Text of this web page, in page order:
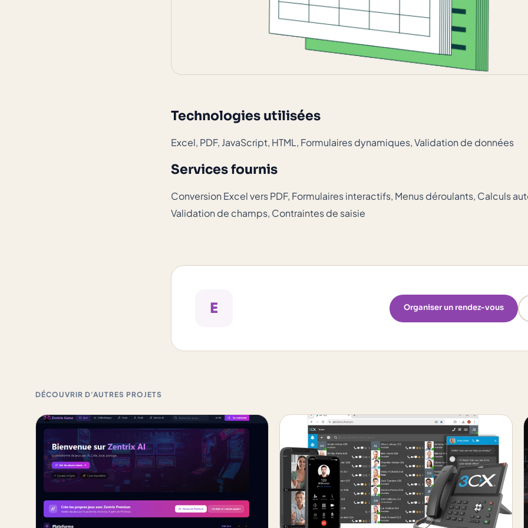
Technologies utilisées
Excel, PDF, JavaScript, HTML, Formulaires dynamiques, Validation de données
Services fournis
Conversion Excel vers PDF, Formulaires interactifs, Menus déroulants, Calculs
Validation de champs, Contraintes de saisie
E Organiser un rendez-vous
DÉCOUVRIR D'AUTRES PROJETS